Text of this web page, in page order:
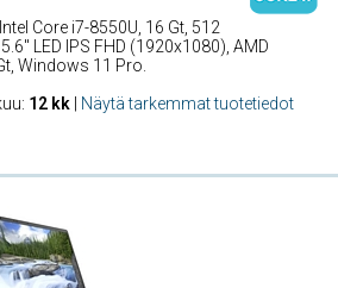
Intel Core i7-8550U, 16 Gt, 512
LED IPS FHD (1920x1080), AMD
Windows 11 Pro.
12 kk Näytä tarkemmat tuotetiedot